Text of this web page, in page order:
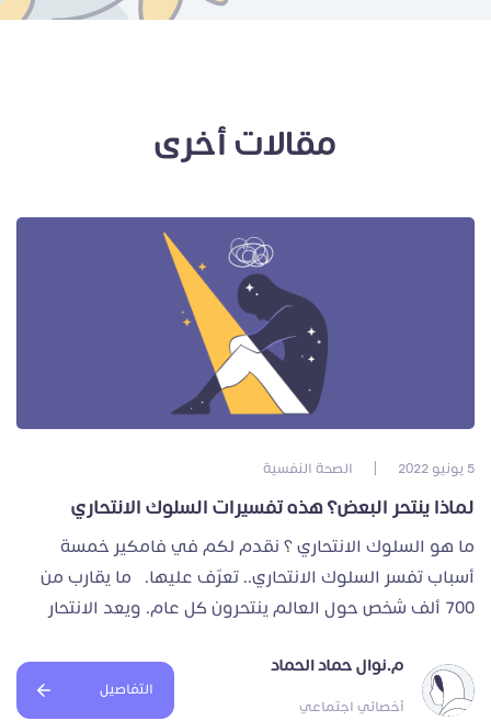
مقالات أخرى
5 يونيو 2022 الصحة النفسية
لماذا ينتحر البعض؟ هذه تفسيرات السلوك الانتحاري
ما هو السلوك الانتحاري ؟ نقدم لكم في فامكير خمسة
أسباب تفسر السلوك الانتحاري.. تعرّف عليها. ما يقارب من
700 ألف شخص حول العالم ينتحرون كل عام. ويعد الانتحار
م.نوال حماد الحماد
أخصائي اجتماعي
التفاصيل